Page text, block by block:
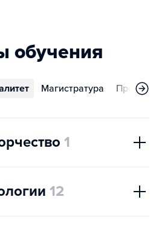
обучения
Магистратура
1
12